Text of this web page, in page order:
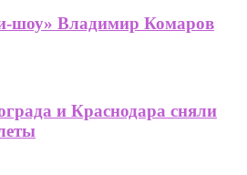
шоу» Владимир Комаров
и Краснодара сняли